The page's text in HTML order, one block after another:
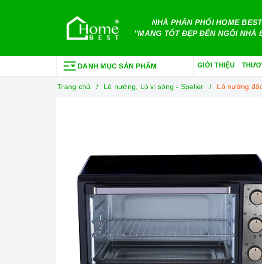
NHÀ PHÂN PHỐI HOME BEST
"MANG TỐT ĐẸP ĐẾN NGÔI NHÀ
DANH MỤC SẢN PHẨM GIỚI THIỆU
Trang chủ Lò nướng, Lò vi sóng - Spelier Lò nướng